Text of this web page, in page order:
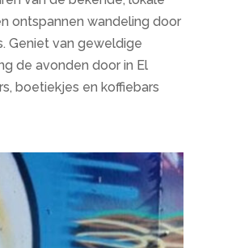
ontspannen wandeling door
Geniet van geweldige
de avonden door in El
boetiekjes en koffiebars